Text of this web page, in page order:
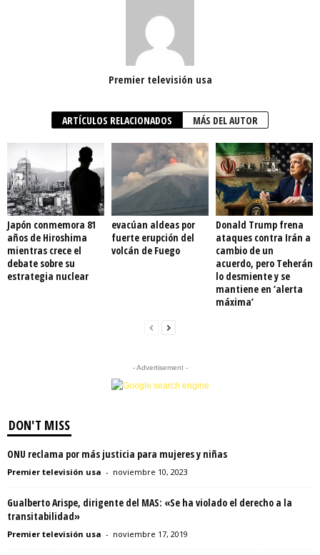
Premier televisión usa
ARTÍCULOS RELACIONADOS MÁS DEL AUTOR
Japón conmemora 81
años de Hiroshima
mientras crece el
debate sobre su
estrategia nuclear
evacúan aldeas por
fuerte erupción del
volcán de Fuego
Donald Trump frena
ataques contra Irán a
cambio de un
acuerdo, pero Teherán
lo desmiente y se
mantiene en ‘alerta
máxima’
- Advertisement -
DON'T MISS
ONU reclama por más justicia para mujeres y niñas
Premier televisión usa - noviembre 10, 2023
Gualberto Arispe, dirigente del MAS: «Se ha violado el derecho a la
transitabilidad»
Premier televisión usa - noviembre 17, 2019